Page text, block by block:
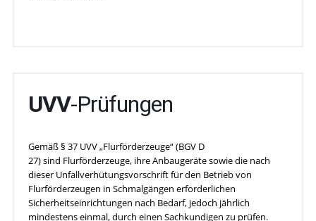
UVV-Prüfungen
Gemäß § 37 UVV „Flurförderzeuge“ (BGV D
27) sind Flurförderzeuge, ihre Anbaugeräte sowie die nach
dieser Unfallverhütungsvorschrift für den Betrieb von
Flurförderzeugen in Schmalgängen erforderlichen
Sicherheitseinrichtungen nach Bedarf, jedoch jährlich
mindestens einmal, durch einen Sachkundigen zu prüfen.